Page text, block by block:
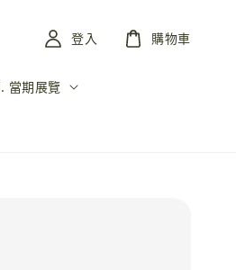
當期展覽
登入 購物車